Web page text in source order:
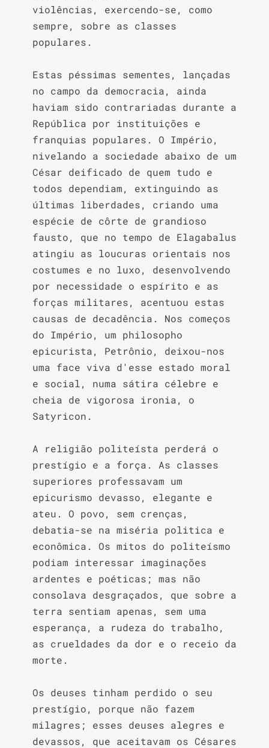
violências, exercendo-se, como
sempre, sobre as classes
populares.
Estas péssimas sementes, lançadas
no campo da democracia, ainda
haviam sido contrariadas durante a
República por instituições e
franquias populares. O Império,
nivelando a sociedade abaixo de um
César deificado de quem tudo e
todos dependiam, extinguindo as
últimas liberdades, criando uma
espécie de côrte de grandioso
fausto, que no tempo de Elagabalus
atingiu as loucuras orientais nos
costumes e no luxo, desenvolvendo
por necessidade o espírito e as
forças militares, acentuou estas
causas de decadência. Nos começos
do Império, um philosopho
epicurista, Petrônio, deixou-nos
uma face viva d'esse estado moral
e social, numa sátira célebre e
cheia de vigorosa ironia, o
Satyricon.
A religião politeísta perderá o
prestígio e a força. As classes
superiores professavam um
epicurismo devasso, elegante e
ateu. O povo, sem crenças,
debatia-se na miséria politica e
econômica. Os mitos do politeísmo
podiam interessar imaginações
ardentes e poéticas; mas não
consolava desgraçados, que sobre a
terra sentiam apenas, sem uma
esperança, a rudeza do trabalho,
as crueldades da dor e o receio da
morte.
Os deuses tinham perdido o seu
prestígio, porque não fazem
milagres; esses deuses alegres e
devassos, que aceitavam os Césares